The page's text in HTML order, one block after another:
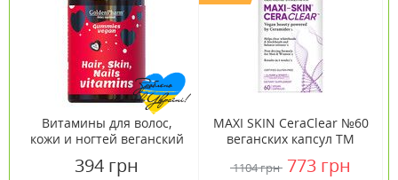
Витамины для волос,
кожи и ногтей веганский
394 грн
MAXI SKIN CeraClear №60
веганских капсул ТМ
Life
1104 грн 773 грн